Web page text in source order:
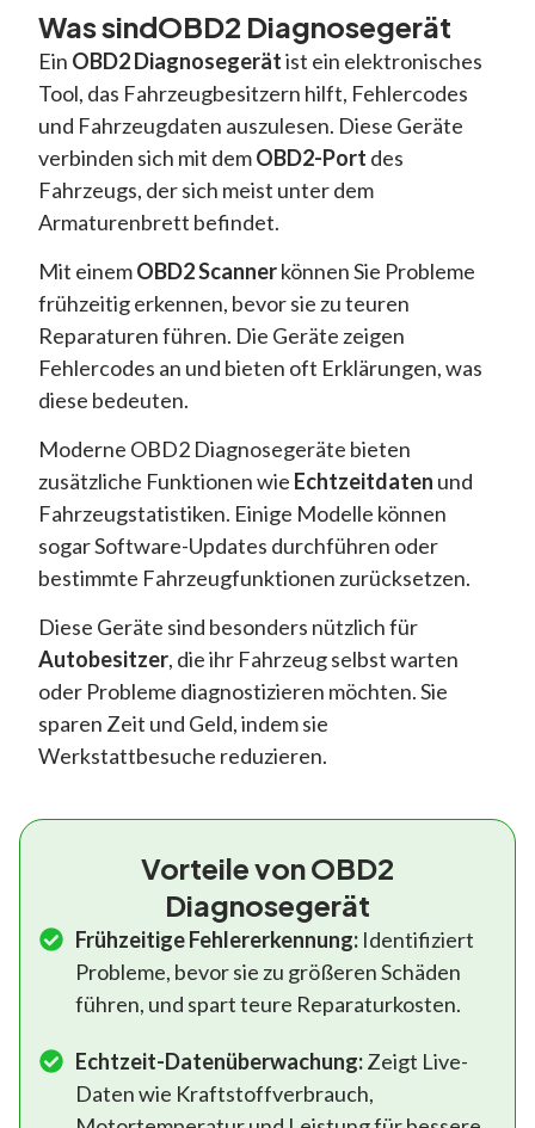
Was sindOBD2 Diagnosegerät
Ein OBD2 Diagnosegerätist ein elektronisches
Tool, das Fahrzeugbesitzern hilft, Fehlercodes
und Fahrzeugdaten auszulesen. Diese Geräte
verbinden sich mit demOBD2-Port des
Fahrzeugs, der sich meist unter dem
Armaturenbrett befindet.
Mit einemOBD2 Scannerkönnen Sie Probleme
frühzeitig erkennen, bevor sie zu teuren
Reparaturen führen. Die Geräte zeigen
Fehlercodes an und bieten oft Erklärungen, was
diese bedeuten.
Moderne OBD2 Diagnosegeräte bieten
zusätzliche Funktionen wie Echtzeitdaten und
Fahrzeugstatistiken. Einige Modelle können
sogar Software-Updates durchführen oder
bestimmte Fahrzeugfunktionen zurücksetzen.
Diese Geräte sind besonders nützlich für
Autobesitzer, die ihr Fahrzeug selbst warten
oder Probleme diagnostizieren möchten. Sie
sparen Zeit und Geld, indem sie
Werkstattbesuche reduzieren.
Vorteile von OBD2
Diagnosegerät
Frühzeitige Fehlererkennung: Identifiziert
Probleme, bevor sie zu größeren Schäden
führen, und spart teure Reparaturkosten.
Echtzeit-Datenüberwachung:Zeigt Live-
Daten wie Kraftstoffverbrauch,